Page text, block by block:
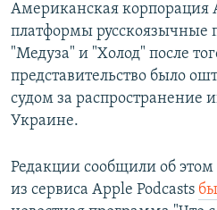
Все сайты РСЕ/РС
Американская корпорация
платформы русскоязычные
"Медуза" и "Холод" после
представительство было
судом за распространение
Украине.
Редакции сообщили об
из сервиса Apple Podcasts